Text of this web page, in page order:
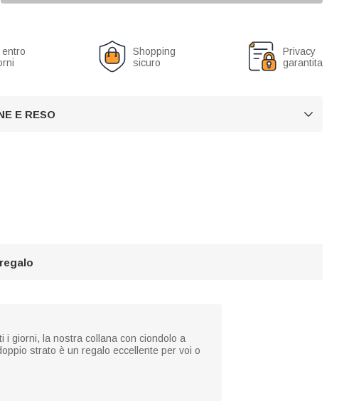
Shopping
sicuro
Privacy
garantita
E RESO 
i giorni, la nostra collana con ciondolo a
strato è un regalo eccellente per voi o